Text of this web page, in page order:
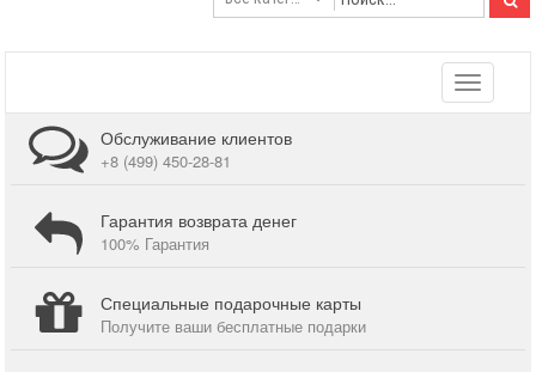
Toggle
Обслуживание клиентов
+8 (499) 450-28-81
Гарантия возврата денег
100% Гарантия
Специальные подарочные карты
Получите ваши бесплатные подарки